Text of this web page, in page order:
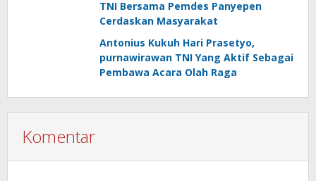
TNI Bersama Pemdes Panyepen
Cerdaskan Masyarakat
Antonius Kukuh Hari Prasetyo,
purnawirawan TNI Yang Aktif Sebagai
Pembawa Acara Olah Raga
Komentar